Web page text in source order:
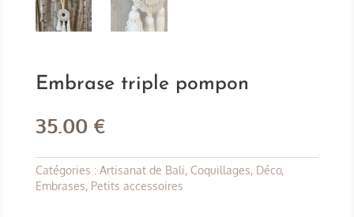
Embrase triple pompon
35.00 €
Catégories : Artisanat de Bali, Coquillages, Déco,
Embrases, Petits accessoires